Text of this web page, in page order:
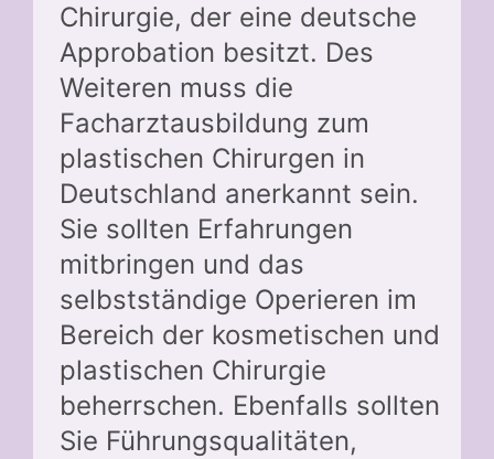
Chirurgie, der eine deutsche
Approbation besitzt. Des
Weiteren muss die
Facharztausbildung zum
plastischen Chirurgen in
Deutschland anerkannt sein.
Sie sollten Erfahrungen
mitbringen und das
selbstständige Operieren im
Bereich der kosmetischen und
plastischen Chirurgie
beherrschen. Ebenfalls sollten
Sie Führungsqualitäten,